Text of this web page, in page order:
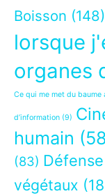
Boisson (148)
lorsque
organes
Ce qui me met du baume
d’information (9)
humain
(83) Défense
végétaux